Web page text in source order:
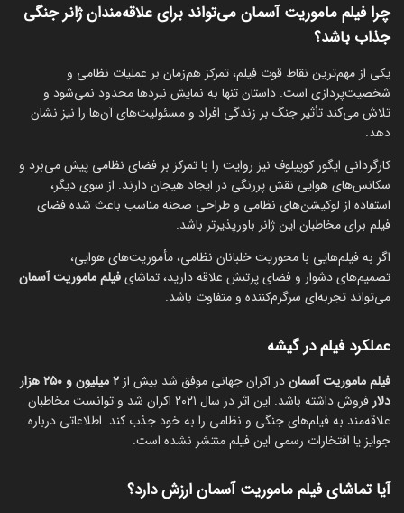
چرا فیلم ماموریت آسمان می‌تواند برای علاقه‌مندان ژانر جنگی
جذاب باشد؟
یکی از مهم‌ترین نقاط قوت فیلم، تمرکز هم‌زمان بر عملیات نظامی و
شخصیت‌پردازی است. داستان تنها به نمایش نبردها محدود نمی‌شود و
تلاش می‌کند تأثیر جنگ بر زندگی افراد و مسئولیت‌های آن‌ها را نیز نشان
دهد.
کارگردانی ایگور کوپیلوف نیز روایت را با تمرکز بر فضای نظامی پیش می‌برد و
سکانس‌های هوایی نقش پررنگی در ایجاد هیجان دارند. از سوی دیگر،
استفاده از لوکیشن‌های نظامی و طراحی صحنه مناسب باعث شده فضای
فیلم برای مخاطبان این ژانر باورپذیرتر باشد.
اگر به فیلم‌هایی با محوریت خلبانان نظامی، مأموریت‌های هوایی،
تصمیم‌های دشوار و فضای پرتنش علاقه دارید، تماشایفیلم ماموریت آسمان
می‌تواند تجربه‌ای سرگرم‌کننده و متفاوت باشد.
عملکرد فیلم در گیشه
فیلم ماموریت آسماندر اکران جهانی موفق شد بیش از
۲ میلیون و ۲۵۰ هزار
دلار
فروش داشته باشد. این اثر در سال ۲۰۲۱ اکران شد و توانست مخاطبان
علاقه‌مند به فیلم‌های جنگی و نظامی را به خود جذب کند. اطلاعاتی درباره
جوایز یا افتخارات رسمی این فیلم منتشر نشده است.
آیا تماشای فیلم ماموریت آسمان ارزش دارد؟